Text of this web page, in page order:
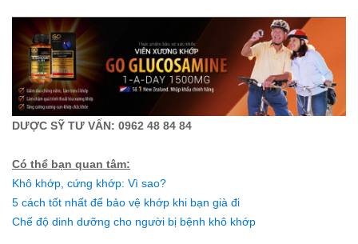
DƯỢC SỸ TƯ VẤN: 0962 48 84 84
Có thể bạn quan tâm:
Khô khớp, cứng khớp: Vì sao?
5 cách tốt nhất để bảo vệ khớp khi bạn già đi
Chế độ dinh dưỡng cho người bị bệnh khô khớp